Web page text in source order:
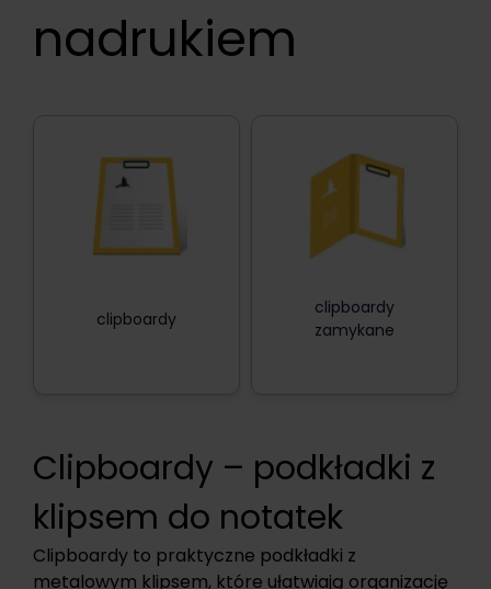
nadrukiem
clipboardy
clipboardy
zamykane
Clipboardy – podkładki z
klipsem do notatek
Clipboardy to praktyczne podkładki z
metalowym klipsem, które ułatwiają organizację